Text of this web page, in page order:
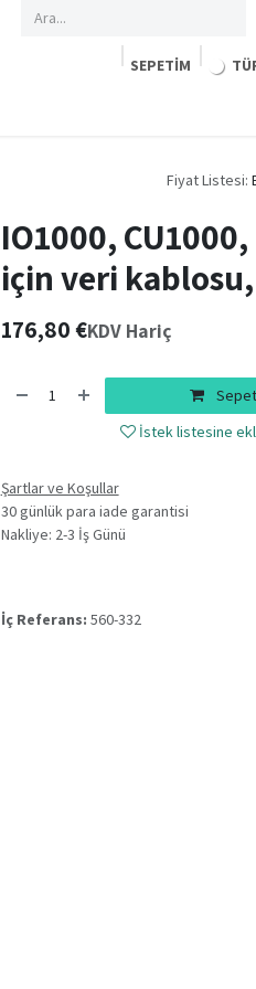
SEPETIM
Fiyat Listesi:
IO1000,
için veri
176,80€KDV Hariç
İstek listesine
Şartlar ve Koşullar
30 günlük para iade garantisi
Nakliye: 2-3 İş Günü
İç Referans: 560-332